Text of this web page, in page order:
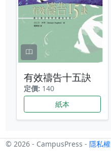
有效禱告十五訣
定價: 140
紙本
© 2026 - CampusPress - 隱私權